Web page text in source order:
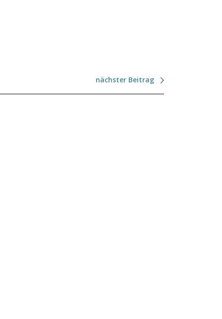
nächster Beitrag